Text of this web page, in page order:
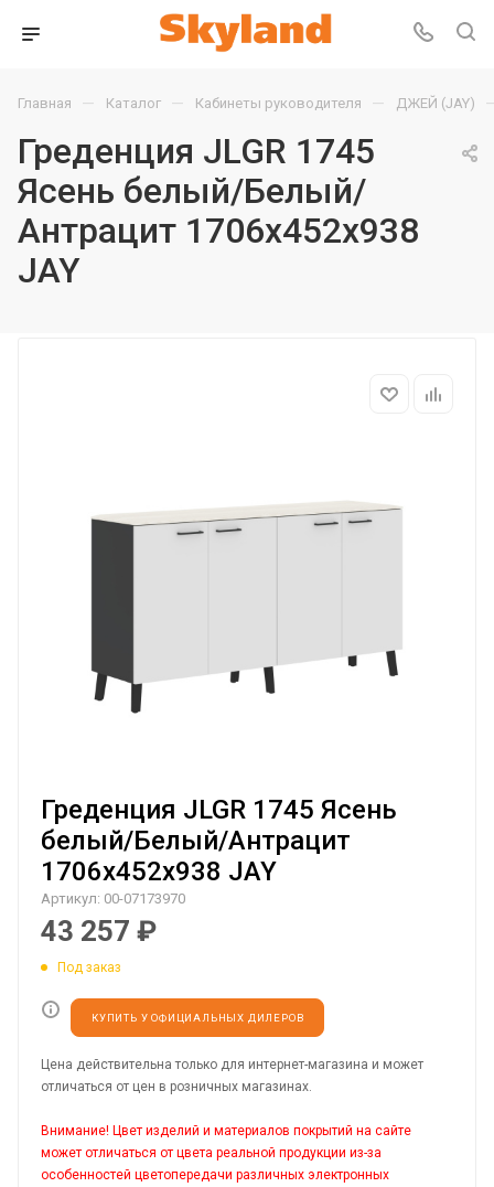
Главная — Каталог — Кабинеты руководителя — ДЖЕЙ (JAY)
Греденция JLGR 1745
Ясень белый/Белый/
Антрацит 1706х452х938
JAY
Греденция JLGR 1745 Ясень
белый/Белый/Антрацит
1706х452х938 JAY
Артикул: 00-07173970
43 257 ₽
Под заказ
КУПИТЬ У ОФИЦИАЛЬНЫХ ДИЛЕРОВ
Цена действительна только для интернет-магазина и может
отличаться от цен в розничных магазинах.
Внимание! Цвет изделий и материалов покрытий на сайте
может отличаться от цвета реальной продукции из-за
особенностей цветопередачи различных электронных